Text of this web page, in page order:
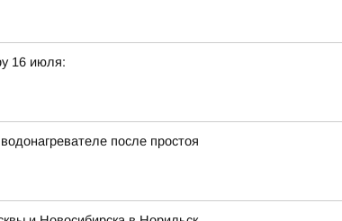
16 июля:
после простоя